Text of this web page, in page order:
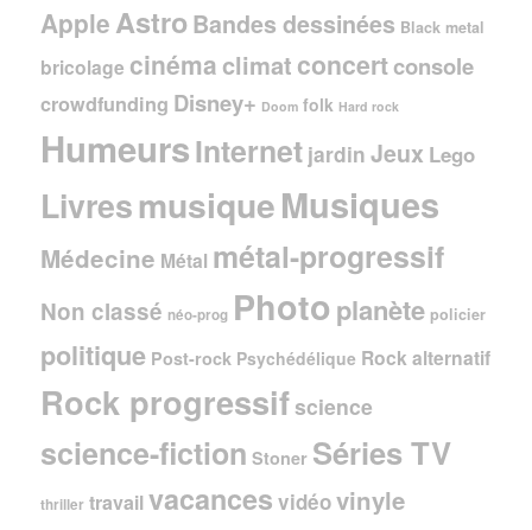
Apple AstroBandes dessinées Black metal
bricolage cinéma climat concertconsole
crowdfunding Disney+ Doom folk Hard rock
HumeursInternet jardin Jeux Lego
LivresmusiqueMusiques
Médecine Métal métal-progressif
Non classé néo-prog Photo planète policier
politique Post-rock Psychédélique Rock alternatif
Rock progressifscience
science-fiction Stoner Séries TV
thriller travail vacances vidéovinyle